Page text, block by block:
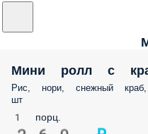
Мини ролл с
Рис, нори, снежный
шт
1 порц.